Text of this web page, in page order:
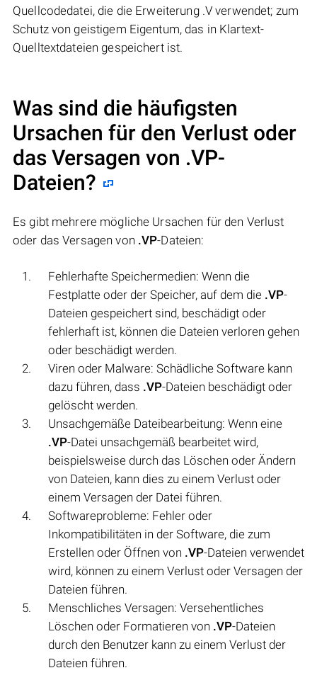
Quellcodedatei, die die Erweiterung .V verwendet; zum
Schutz von geistigem Eigentum, das in Klartext-
Quelltextdateien gespeichert ist.
Was sind die häufigsten
Ursachen für den Verlust oder
das Versagen von .VP-
Dateien?
Es gibt mehrere mögliche Ursachen für den Verlust
oder das Versagen von .VP-Dateien:
Fehlerhafte Speichermedien: Wenn die
Festplatte oder der Speicher, auf dem die .VP-
Dateien gespeichert sind, beschädigt oder
fehlerhaft ist, können die Dateien verloren gehen
oder beschädigt werden.
Viren oder Malware: Schädliche Software kann
dazu führen, dass .VP-Dateien beschädigt oder
gelöscht werden.
Unsachgemäße Dateibearbeitung: Wenn eine
.VP-Datei unsachgemäß bearbeitet wird,
beispielsweise durch das Löschen oder Ändern
von Dateien, kann dies zu einem Verlust oder
einem Versagen der Datei führen.
Softwareprobleme: Fehler oder
Inkompatibilitäten in der Software, die zum
Erstellen oder Öffnen von .VP-Dateien verwendet
wird, können zu einem Verlust oder Versagen der
Dateien führen.
Menschliches Versagen: Versehentliches
Löschen oder Formatieren von .VP-Dateien
durch den Benutzer kann zu einem Verlust der
Dateien führen.